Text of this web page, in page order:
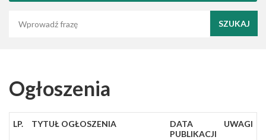
Ogłoszenia
LP. TYTUŁ OGŁOSZENIA
DATA
PUBLIKACJI
UWAGI